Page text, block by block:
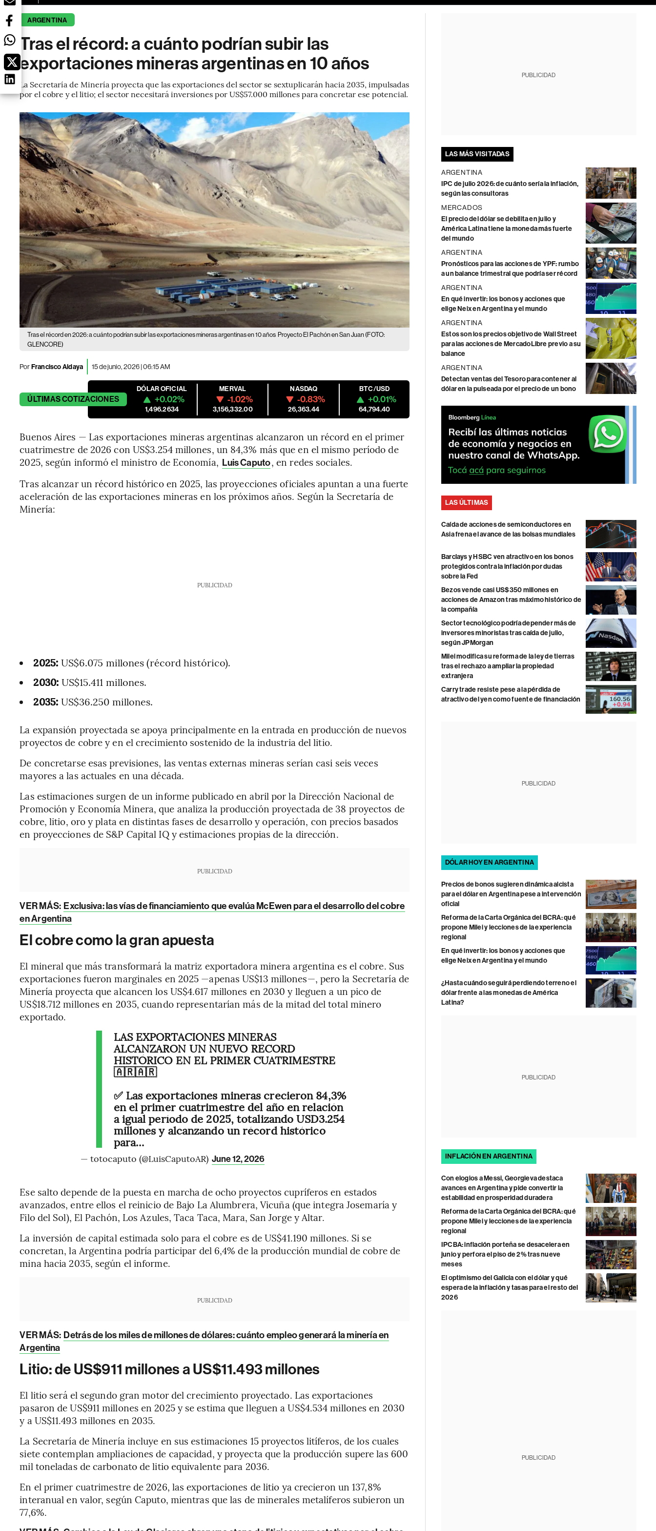
ARGENTINA
Tras el récord: a cuánto podrían subir las
exportaciones mineras argentinas en 10 años
La Secretaría de Minería proyecta que las exportaciones del sector se sextuplicarán hacia 2035, impulsadas
por el cobre y el litio; el sector necesitará inversiones por US$57.000 millones para concretar ese potencial.
Tras el récord en 2026: a cuánto podrían subir las exportaciones mineras argentinas en 10 años Proyecto El Pachón en San Juan (FOTO:
GLENCORE)
PorFrancisco Aldaya 15 de junio, 2026 | 06:15 AM
ÚLTIMASCOTIZACIONES
DÓLAR OFICIAL
+0.02%
1,496.2634
MERVAL
-1.02%
3,156,332.00
NASDAQ
-0.83%
26,363.44
BTC/USD
+0.01%
64,794.40
Buenos Aires — Las exportaciones mineras argentinas alcanzaron un récord en el primer
cuatrimestre de 2026 con US$3.254 millones, un 84,3% más que en el mismo período de
2025, según informó el ministro de Economía, Luis Caputo, en redes sociales.
Tras alcanzar un récord histórico en 2025, las proyecciones oficiales apuntan a una fuerte
aceleración de las exportaciones mineras en los próximos años. Según la Secretaría de
Minería:
PUBLICIDAD
2025: US$6.075 millones (récord histórico).
2030: US$15.411 millones.
2035: US$36.250 millones.
La expansión proyectada se apoya principalmente en la entrada en producción de nuevos
proyectos de cobre y en el crecimiento sostenido de la industria del litio.
De concretarse esas previsiones, las ventas externas mineras serían casi seis veces
mayores a las actuales en una década.
Las estimaciones surgen de un informe publicado en abril por la Dirección Nacional de
Promoción y Economía Minera, que analiza la producción proyectada de 38 proyectos de
cobre, litio, oro y plata en distintas fases de desarrollo y operación, con precios basados
en proyecciones de S&P Capital IQ y estimaciones propias de la dirección.
PUBLICIDAD
VER MÁS: Exclusiva: las vías de financiamiento que evalúa McEwen para el desarrollo del cobre
en Argentina
El cobre como la gran apuesta
El mineral que más transformará la matriz exportadora minera argentina es el cobre. Sus
exportaciones fueron marginales en 2025 —apenas US$13 millones—, pero la Secretaría de
Minería proyecta que alcancen los US$4.617 millones en 2030 y lleguen a un pico de
US$18.712 millones en 2035, cuando representarían más de la mitad del total minero
exportado.
LAS EXPORTACIONES MINERAS
ALCANZARON UN NUEVO RÉCORD
HISTÓRICO EN EL PRIMER CUATRIMESTRE
🇦🇷🇦🇷
✅ Las exportaciones mineras crecieron 84,3%
en el primer cuatrimestre del año en relación
a igual período de 2025, totalizando USD3.254
millones y alcanzando un récord histórico
para…
— totocaputo (@LuisCaputoAR) June 12, 2026
Ese salto depende de la puesta en marcha de ocho proyectos cupríferos en estados
avanzados, entre ellos el reinicio de Bajo La Alumbrera, Vicuña (que integra Josemaría y
Filo del Sol), El Pachón, Los Azules, Taca Taca, Mara, San Jorge y Altar.
La inversión de capital estimada solo para el cobre es de US$41.190 millones. Si se
concretan, la Argentina podría participar del 6,4% de la producción mundial de cobre de
mina hacia 2035, según el informe.
PUBLICIDAD
VER MÁS: Detrás de los miles de millones de dólares: cuánto empleo generará la minería en
Argentina
Litio: de US$911 millones a US$11.493 millones
El litio será el segundo gran motor del crecimiento proyectado. Las exportaciones
pasaron de US$911 millones en 2025 y se estima que lleguen a US$4.534 millones en 2030
y a US$11.493 millones en 2035.
La Secretaría de Minería incluye en sus estimaciones 15 proyectos litíferos, de los cuales
siete contemplan ampliaciones de capacidad, y proyecta que la producción supere las 600
mil toneladas de carbonato de litio equivalente para 2036.
En el primer cuatrimestre de 2026, las exportaciones de litio ya crecieron un 137,8%
interanual en valor, según Caputo, mientras que las de minerales metalíferos subieron un
77,6%.
PUBLICIDAD
LAS MÁS VISITADAS
ARGENTINA
IPC de julio 2026: de cuánto sería la inflación,
según las consultoras
MERCADOS
El precio del dólar se debilita en julio y
América Latina tiene la moneda más fuerte
del mundo
ARGENTINA
Pronósticos para las acciones de YPF: rumbo
a un balance trimestral que podría ser récord
ARGENTINA
En qué invertir: los bonos y acciones que
elige Neix en Argentina y el mundo
ARGENTINA
Estos son los precios objetivo de Wall Street
para las acciones de MercadoLibre previo a su
balance
ARGENTINA
Detectan ventas del Tesoro para contener al
dólar en la pulseada por el precio de un bono
LAS ÚLTIMAS
Caída de acciones de semiconductores en
Asia frena el avance de las bolsas mundiales
Barclays y HSBC ven atractivo en los bonos
protegidos contra la inflación por dudas
sobre la Fed
Bezos vende casi US$350 millones en
acciones de Amazon tras máximo histórico de
la compañía
Sector tecnológico podría depender más de
inversores minoristas tras caída de julio,
según JPMorgan
Milei modifica su reforma de la ley de tierras
tras el rechazo a ampliar la propiedad
extranjera
Carry trade resiste pese a la pérdida de
atractivo del yen como fuente de financiación
PUBLICIDAD
DÓLAR HOY EN ARGENTINA
Precios de bonos sugieren dinámica alcista
para el dólar en Argentina pese a intervención
oficial
Reforma de la Carta Orgánica del BCRA: qué
propone Milei y lecciones de la experiencia
regional
En qué invertir: los bonos y acciones que
elige Neix en Argentina y el mundo
¿Hasta cuándo seguirá perdiendo terreno el
dólar frente a las monedas de América
Latina?
PUBLICIDAD
INFLACIÓN EN ARGENTINA
Con elogios a Messi, Georgieva destaca
avances en Argentina y pide convertir la
estabilidad en prosperidad duradera
Reforma de la Carta Orgánica del BCRA: qué
propone Milei y lecciones de la experiencia
regional
IPCBA: inflación porteña se desacelera en
junio y perfora el piso de 2% tras nueve
meses
El optimismo del Galicia con el dólar y qué
espera de la inflación y tasas para el resto del
2026
PUBLICIDAD